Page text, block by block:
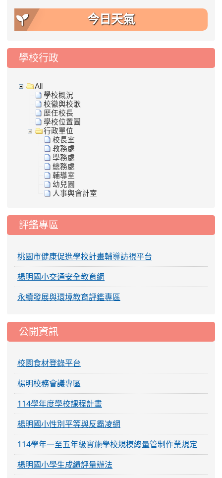
今日天氣
學校行政
All
學校概況
校徽與校歌
歷任校長
學校位置圖
行政單位
校長室
教務處
學務處
總務處
輔導室
幼兒園
人事與會計室
評鑑專區
桃園市健康促進學校計畫輔導訪視平台
楊明國小交通安全教育網
永續發展與環境教育評鑑專區
公開資訊
校園食材登錄平台
楊明校務會議專區
114學年度學校課程計畫
楊明國小性別平等與反霸凌網
114學年一至五年級實施學校規模總量管制作業規定
楊明國小學生成績評量辦法